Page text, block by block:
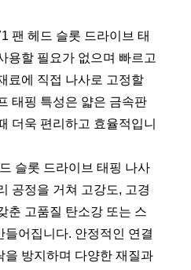
팬 헤드 슬롯 드라이브 태
용할 필요가 없으며 빠르고
료에 직접 나사로 고정할
태핑 특성은 얇은 금속판
더욱 편리하고 효율적입니
슬롯 드라이브 태핑 나사
공정을 거쳐 고강도, 고경
춘 고품질 탄소강 또는 스
어집니다. 안정적인 연결
을 방지하며 다양한 재질과